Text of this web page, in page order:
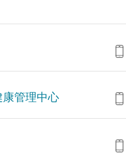
管理中心